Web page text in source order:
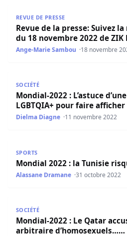
REVUE DE PRESSE
Revue de la presse: Suivez
du 18 novembre 2022 de ZIK
Ange-Marie Sambou 18 novembre
SOCIÉTÉ
Mondial-2022 : L’astuce
LGBTQIA+ pour faire
Dielma Diagne 11 novembre 2022
SPORTS
Mondial 2022 : la Tunisie
Alassane Dramane 31 octobre 2022
SOCIÉTÉ
Mondial-2022 : Le Qatar
arbitraire d’homosexuels……